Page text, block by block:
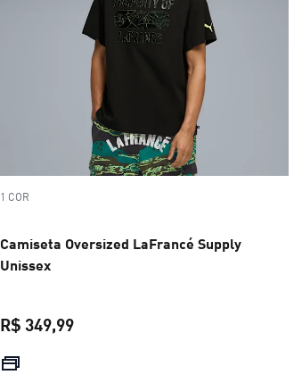
1 COR
Camiseta Oversized LaFrancé Supply
Unissex
R$ 349,99